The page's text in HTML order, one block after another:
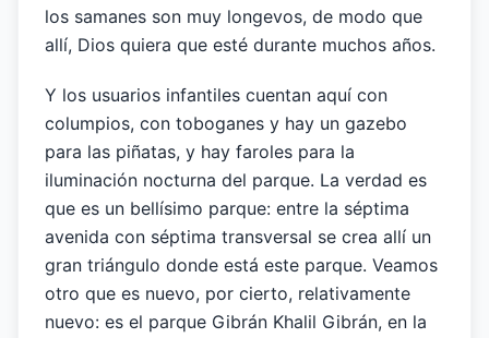
los samanes son muy longevos, de modo que
allí, Dios quiera que esté durante muchos años.
Y los usuarios infantiles cuentan aquí con
columpios, con toboganes y hay un gazebo
para las piñatas, y hay faroles para la
iluminación nocturna del parque. La verdad es
que es un bellísimo parque: entre la séptima
avenida con séptima transversal se crea allí un
gran triángulo donde está este parque. Veamos
otro que es nuevo, por cierto, relativamente
nuevo: es el parque Gibrán Khalil Gibrán, en la